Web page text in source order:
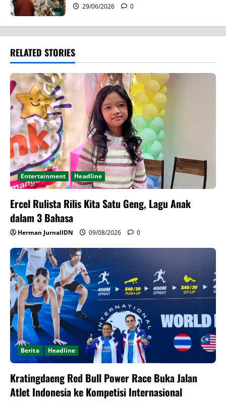
29/06/2026 0
RELATED STORIES
Entertainment Headline
Ercel Rulista Rilis Kita Satu Geng, Lagu Anak
dalam 3 Bahasa
Herman JurnalIDN 09/08/2026 0
Berita Headline
Kratingdaeng Red Bull Power Race Buka Jalan
Atlet Indonesia ke Kompetisi Internasional